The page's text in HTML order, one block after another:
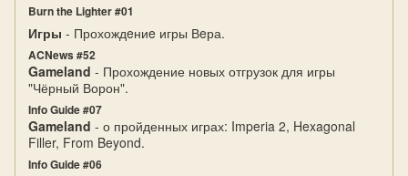
Burn the Lighter #01
Игры - Прохождeниe игры Вeра.
ACNews #52
Gameland - Прохождение новых отгрузок для игры
"Чёрный Ворон".
Info Guide #07
Gameland - о пройденных играх: Imperia 2, Hexagonal
Filler, From Beyond.
Info Guide #06